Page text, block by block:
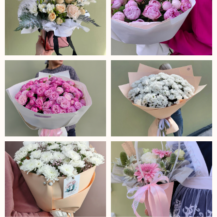
«Вкладываем душу в букеты,
разбивая сердца своим
трепетом и заботой»